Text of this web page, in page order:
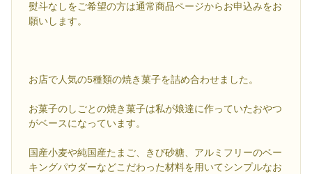
熨斗なしをご希望の方は通常商品ページからお申込みをお
願いします。
お店で人気の5種類の焼き菓子を詰め合わせました。
お菓子のしごとの焼き菓子は私が娘達に作っていたおやつ
がベースになっています。
国産小麦や純国産たまご、きび砂糖、アルミフリーのベー
キングパウダーなどこだわった材料を用いてシンプルなお